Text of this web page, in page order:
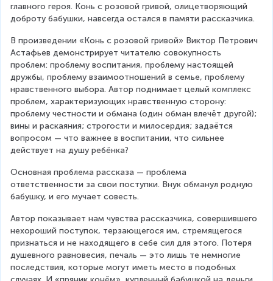
главного героя. Конь с розовой гривой, олицетворяющий
доброту бабушки, навсегда остался в памяти рассказчика.
В произведении «Конь с розовой гривой» Виктор Петрович
Астафьев демонстрирует читателю совокупность
проблем: проблему воспитания, проблему настоящей
дружбы, проблему взаимоотношений в семье, проблему
нравственного выбора. Автор поднимает целый комплекс
проблем, характеризующих нравственную сторону:
проблему честности и обмана (один обман влечёт другой);
вины и раскаяния; строгости и милосердия; задаётся
вопросом — что важнее в воспитании, что сильнее
действует на душу ребёнка?
Основная проблема рассказа — проблема
ответственности за свои поступки. Внук обманул родную
бабушку, и его мучает совесть.
Автор показывает нам чувства рассказчика, совершившего
нехороший поступок, терзающегося им, стремящегося
признаться и не находящего в себе сил для этого. Потеря
душевного равновесия, печаль — это лишь те немногие
последствия, которые могут иметь место в подобных